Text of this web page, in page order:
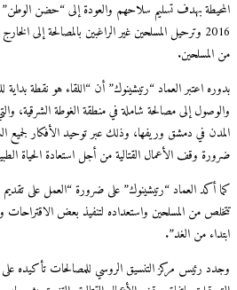
2016 وترحيل المسلحين غير الراغبين بالمصالحة إلى
من المسلحين.
بدوره اعتبر العماد “رتيشينوك” أن “اللقاء هو نقطة بداية
والوصول إلى مصالحة شاملة في منطقة الغوطة الشرقية،
المدن في دمشق وريفها، وذلك عبر توحيد الأفكار لجميع
ضرورة وقف الأعمال القتالية من أجل استعادة الحياة
كما أكد العماد “رتيشينوك” على ضرورة “العمل على تقديم
تتخلص من المسلحين واستعداده لتنفيذ بعض الاقتراحات
ابتداء من الغد”.
وجدد رئيس مركز التنسيق الروسي للمصالحات تأكيده على